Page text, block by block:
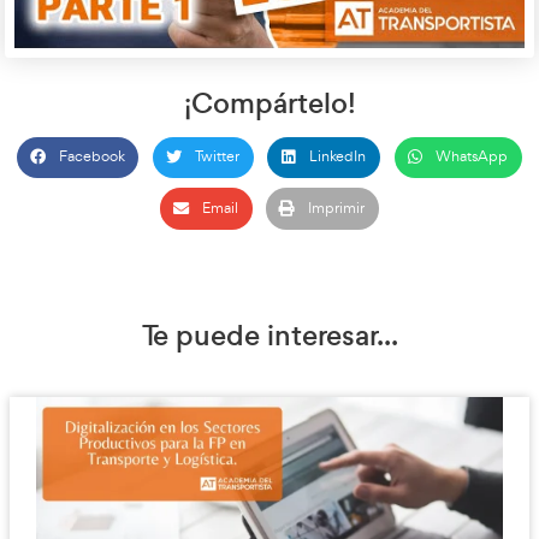
organizar los recorridos de los vehículos teniendo en cuenta
la distancia y las condiciones del servicio.
Se distinguen varios tipos de rutas: las de
redes de recogida y reparto; las degrupaje , donde se
varios clientes en una misma dirección; las decarga
recorridos directos sin manipulaciones; y los
, que usan relevos de conductores para
la elección del vehículo, el itinerario más adecuado, rutas
de carga y descarga, restricciones de circulación, permisos
optimizar recorridos y controlar el servicio.
En este proceso es fundamental la correcta organización de
planificación horaria y el cumplimiento de normas,
transportes complejos o de larga distancia, donde se busca